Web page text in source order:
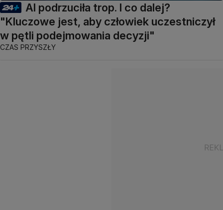
AI podrzuciła trop. I co dalej?
"Kluczowe jest, aby człowiek uczestniczył
w pętli podejmowania decyzji"
CZAS PRZYSZŁY